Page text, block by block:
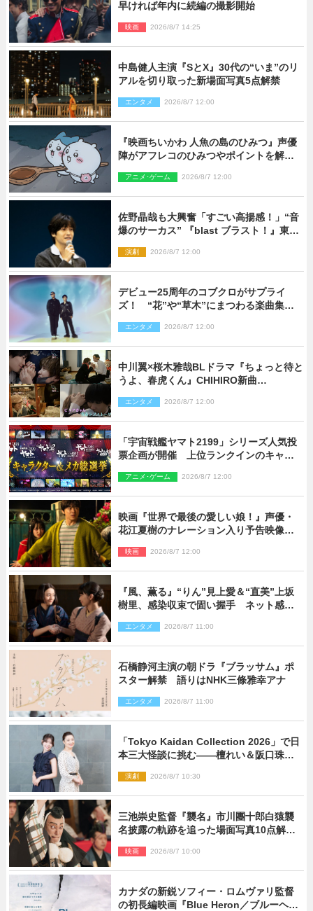
早ければ年内に続編の撮影開始
映画 2026/8/7 14:25
中島健人主演『SとX』30代の“いま”のリ
アルを切り取った新場面写真5点解禁
エンタメ 2026/8/7 12:00
『映画ちいかわ 人魚の島のひみつ』声優
陣がアフレコのひみつやポイントを解
アニメ･ゲーム 2026/8/7 12:00
佐野晶哉も大興奮「すごい高揚感！」“音
爆のサーカス” 『blast ブラスト！』東京
演劇 2026/8/7 12:00
デビュー25周年のコブクロがサプライ
ズ！ “花”や“草木”にまつわる楽曲集め
信リリース
エンタメ 2026/8/7 12:00
中川翼×桜木雅哉BLドラマ『ちょっと待と
うよ、春虎くん』CHIHIRO新曲
エンタメ 2026/8/7 12:00
「宇宙戦艦ヤマト2199」シリーズ人気投
票企画が開催 上位ランクインのキャラ
を制作
アニメ･ゲーム 2026/8/7 12:00
映画『世界で最後の愛しい娘！』声優・
花江夏樹のナレーション入り予告映像解
い！」
映画 2026/8/7 12:00
『風、薫る』“りん”見上愛＆“直美”上坂
樹里、感染収束で固い握手 ネット感動
エンタメ 2026/8/7 11:00
石橋静河主演の朝ドラ『ブラッサム』ポ
スター解禁 語りはNHK三條雅幸アナ
エンタメ 2026/8/7 11:00
「Tokyo Kaidan Collection 2026」で日
本三大怪談に挑む――檀れい＆阪口珠美
演劇 2026/8/7 10:30
三池崇史監督『襲名』市川團十郎白猿襲
名披露の軌跡を追った場面写真10点解
映画 2026/8/7 10:00
カナダの新鋭ソフィー・ロムヴァリ監督
の初長編映画『Blue Heron／ブルーヘロ